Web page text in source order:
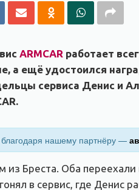
ARMCAR работает
а ещё удостоился
сервиса Денис и
нашему партнёру —
из Бреста. Оба
в сервис, где Денис